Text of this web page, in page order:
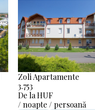
Zoli Apartamente
3.753
De la HUF
/ noapte / persoană